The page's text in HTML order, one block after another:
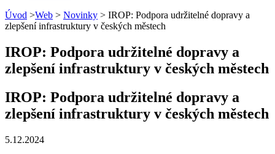
Úvod >Web > Novinky > IROP: Podpora udržitelné dopravy a
zlepšení infrastruktury v českých městech
IROP: Podpora udržitelné dopravy a
zlepšení infrastruktury v českých městech
IROP: Podpora udržitelné dopravy a
zlepšení infrastruktury v českých městech
5.12.2024